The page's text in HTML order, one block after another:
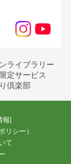
ライブラリー
定サービス
倶楽部
報|
リシー）
て